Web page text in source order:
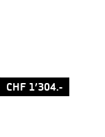
CHF 1’304.-